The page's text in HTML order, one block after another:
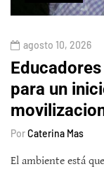
agosto 10, 2026
para un
PorCaterina Mas
El ambiente está